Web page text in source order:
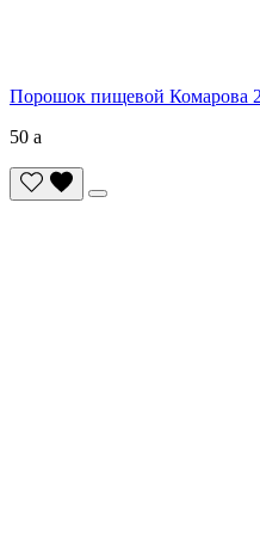
Порошок пищевой Комарова
50 a